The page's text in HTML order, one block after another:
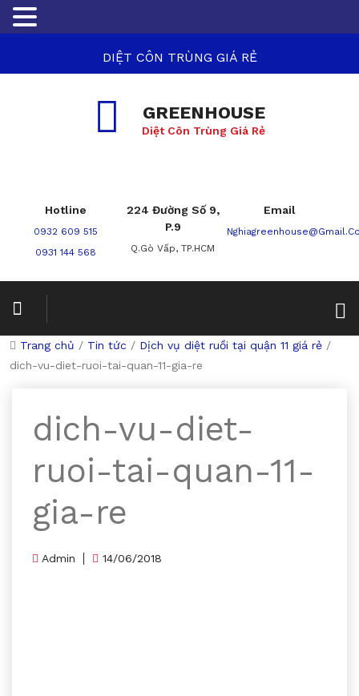
DIỆT CÔN TRÙNG GIÁ RẺ
GREENHOUSE
Diệt Côn Trùng Giá Rẻ
Hotline
0932 609 515
0931 144 568
224 Đường Số 9,
P.9
Q.Gò Vấp, TP.HCM
Email
Trang chủ / Tin tức / Dịch vụ diệt ruồi tại quận 11 giá rẻ /
dich-vu-diet-ruoi-tai-quan-11-gia-re
dich-vu-diet-
ruoi-tai-quan-11-
gia-re
Admin 14/06/2018